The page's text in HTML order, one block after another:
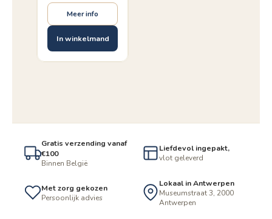
Meer info
In winkelmand
Gratis verzending vanaf
€100
Binnen België
Liefdevol ingepakt,
vlot geleverd
Met zorg gekozen
Persoonlijk advies
Lokaal in Antwerpen
Museumstraat 3, 2000
Antwerpen